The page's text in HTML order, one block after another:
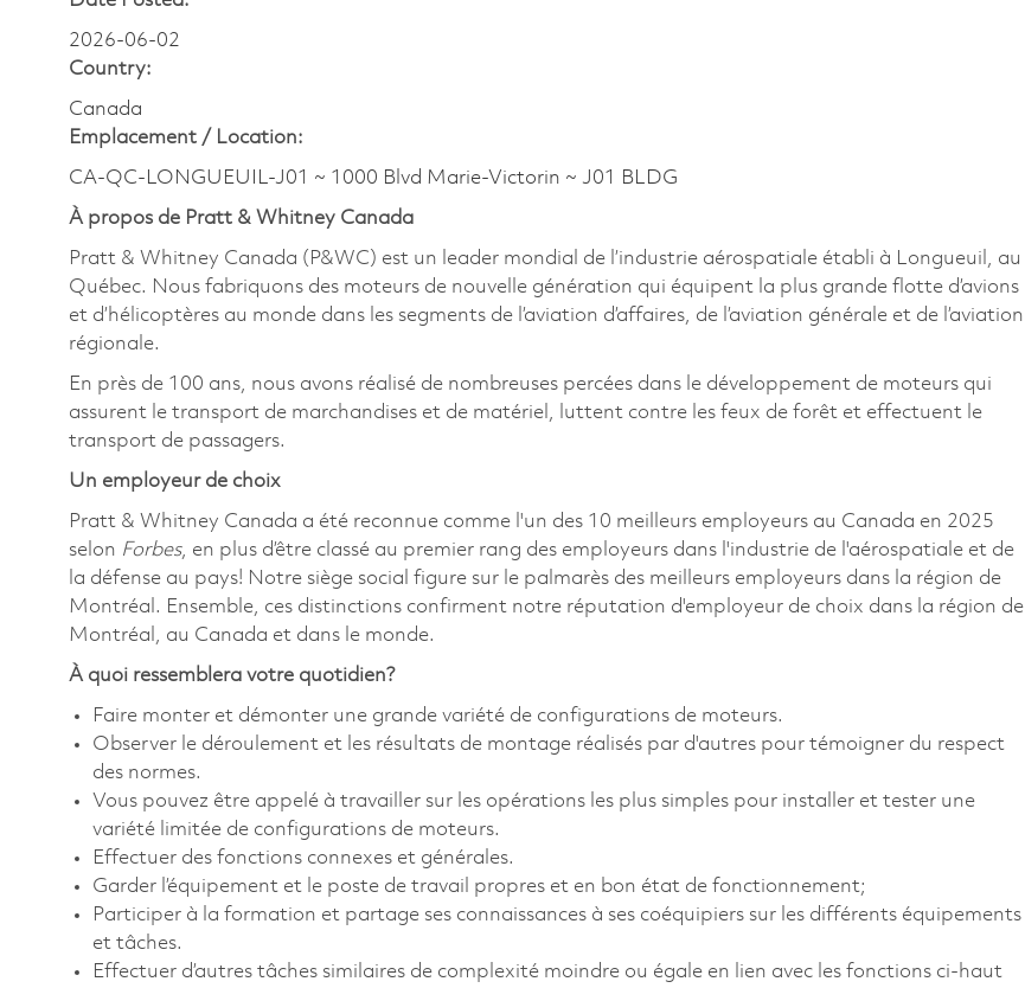
2026-06-02
Country:
Canada
Emplacement / Location:
CA-QC-LONGUEUIL-J01 ~ 1000 Blvd Marie-Victorin ~ J01 BLDG
À propos de Pratt & Whitney Canada
Pratt & Whitney Canada (P&WC) est un leader mondial de l’industrie aérospatiale établi à Longueuil, au
Québec. Nous fabriquons des moteurs de nouvelle génération qui équipent la plus grande flotte d’avions
et d’hélicoptères au monde dans les segments de l’aviation d’affaires, de l’aviation générale et de l’aviation
régionale.
En près de 100 ans, nous avons réalisé de nombreuses percées dans le développement de moteurs qui
assurent le transport de marchandises et de matériel, luttent contre les feux de forêt et effectuent le
transport de passagers.
Un employeur de choix
Pratt & Whitney Canada a été reconnue comme l'un des 10 meilleurs employeurs au Canada en 2025
selon Forbes, en plus d’être classé au premier rang des employeurs dans l'industrie de l'aérospatiale et de
la défense au pays! Notre siège social figure sur le palmarès des meilleurs employeurs dans la région de
Montréal. Ensemble, ces distinctions confirment notre réputation d'employeur de choix dans la région de
Montréal, au Canada et dans le monde.
À quoi ressemblera votre quotidien?
Faire monter et démonter une grande variété de configurations de moteurs.
Observer le déroulement et les résultats de montage réalisés par d'autres pour témoigner du respect
des normes.
Vous pouvez être appelé à travailler sur les opérations les plus simples pour installer et tester une
variété limitée de configurations de moteurs.
Effectuer des fonctions connexes et générales.
Garder l’équipement et le poste de travail propres et en bon état de fonctionnement;
Participer à la formation et partage ses connaissances à ses coéquipiers sur les différents équipements
et tâches.
Effectuer d’autres tâches similaires de complexité moindre ou égale en lien avec les fonctions ci-haut